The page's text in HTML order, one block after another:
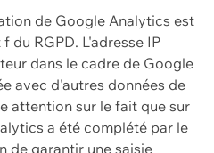
de Google Analytics est
du RGPD. L'adresse IP
dans le cadre de Google
avec d'autres données de
attention sur le fait que sur
a été complété par le
de garantir une saisie